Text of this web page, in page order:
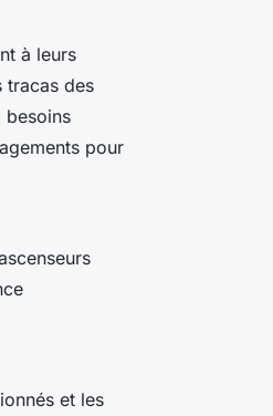
à leurs
tracas des
besoins
pour
et les